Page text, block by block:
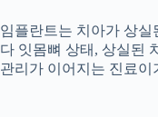
임플란트는 치아가 상실
다 잇몸뼈 상태, 상실된
관리가 이어지는 진료이